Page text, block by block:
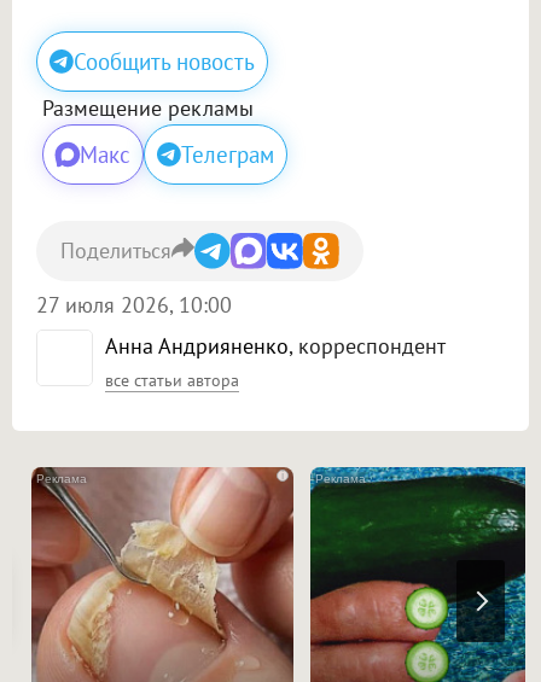
Сообщить новость
Размещение рекламы
Макс Телеграм
Анна Андрияненко, корреспондент
все статьи автора
27 июля 2026, 10:00
Поделиться
i